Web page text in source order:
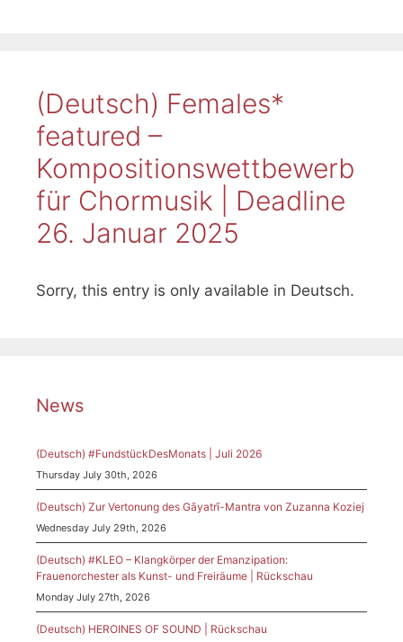
(Deutsch) Females*
featured –
Kompositionswettbewerb
für Chormusik | Deadline
26. Januar 2025
Sorry, this entry is only available in Deutsch.
News
(Deutsch) #FundstückDesMonats | Juli 2026
Thursday July 30th, 2026
(Deutsch) Zur Vertonung des Gāyatrī-Mantra von Zuzanna Koziej
Wednesday July 29th, 2026
(Deutsch) #KLEO – Klangkörper der Emanzipation:
Frauenorchester als Kunst- und Freiräume | Rückschau
Monday July 27th, 2026
(Deutsch) HEROINES OF SOUND | Rückschau